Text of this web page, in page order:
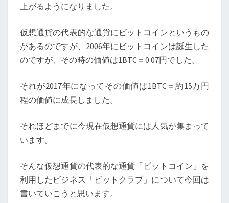
上がるようになりました。
仮想通貨の代表的な通貨にビットコインというもの
があるのですが、2006年にビットコインは誕生した
のですが、その時の価値は1BTC＝0.07円でした。
それが2017年になってその価値は1BTC＝約15万円
程の価値に成長しました。
それほどまでに今現在仮想通貨には人気が集まって
います。
そんな仮想通貨の代表的な通貨「ビットコイン」を
利用したビジネス「ビットクラブ」について今回は
書いていこうと思います。